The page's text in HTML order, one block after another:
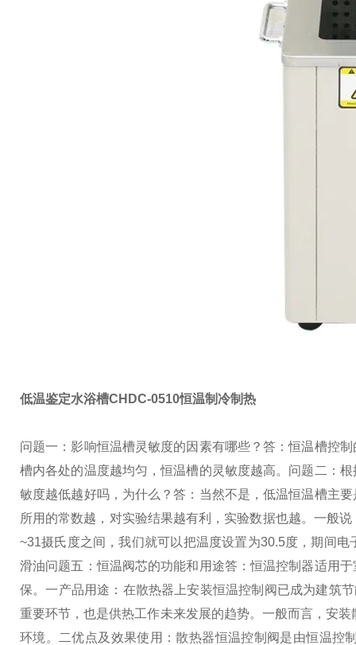
低温鉴定水浴槽CHDC-0510恒温制冷制热
问题一：影响恒温槽灵敏度的因素有哪些？答：恒温槽控
槽内各处的温度越均匀，恒温槽的灵敏度越高。 问题二：
敏度越低越好吗，为什么？答：当然不是，低温恒温槽主
所用的常数越，对实验结果越有利，实验数据也越。 一般说
~31摄氏度之间，我们就可以把温度设置为30.5度，期间
滑油问题五：恒温阀芯的功能和用途答：恒温控制器适用
保。一产品用途：在散热器上安装恒温控制阀已成为建筑
重要环节，也是供热工作未来发展的趋势。一般而言，安
环境。
二优点及效果使用：散热器恒温控制阀是由恒温控